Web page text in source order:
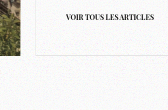
VOIR TOUS LES ARTICLES